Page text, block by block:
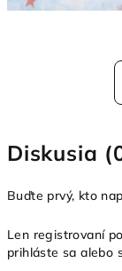
Diskusia
Buďte prvý, kto
Len registrovaní
prihláste sa alebo